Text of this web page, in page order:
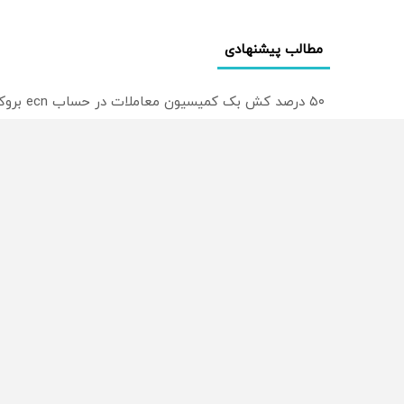
مطالب پیشنهادی
۵۰ درصد کش بک کمیسیون معاملات در حساب ecn بروکر اینوسلو